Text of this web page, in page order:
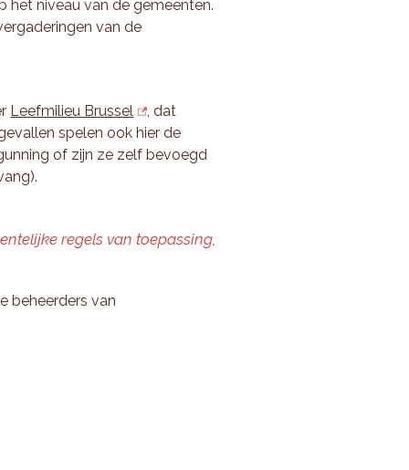
het niveau van de gemeenten.
van de
Leefmilieu Brussel
, dat
spelen ook hier de
of zijn ze zelf bevoegd
regels van toepassing,
beheerders van